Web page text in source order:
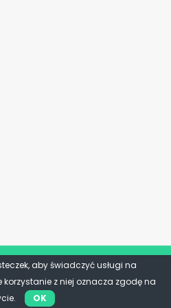
aby świadczyć usługi na
korzystanie z niej oznacza zgodę na
OK